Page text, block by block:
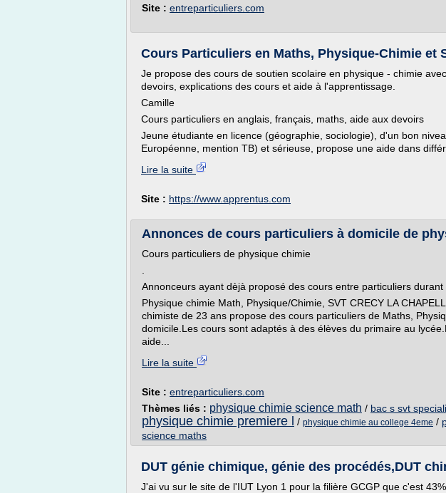
Site : entreparticuliers.com
Cours Particuliers en Maths, Physique-Chimie et
Je propose des cours de soutien scolaire en physique - chimie
devoirs, explications des cours et aide à l'apprentissage.
Camille
Cours particuliers en anglais, français, maths, aide aux devoirs
Jeune étudiante en licence (géographie, sociologie), d'un bon
Européenne, mention TB) et sérieuse, propose une aide dans
Lire la suite
Site : https://www.apprentus.com
Annonces de cours particuliers à domicile de
Cours particuliers de physique chimie
Annonceurs ayant dèjà proposé des cours entre particuliers
Physique chimie Math, Physique/Chimie, SVT CRECY LA
chimiste de 23 ans propose des cours particuliers de Maths,
domicile.Les cours sont adaptés à des élèves du primaire au
aide...
Lire la suite
Site : entreparticuliers.com
Thèmes liés : physique chimie science math / bac s svt
physique chimie premiere l / physique chimie au college 4eme /
science maths
DUT génie chimique, génie des procédés,DUT
J'ai vu sur le site de l'IUT Lyon 1 pour la filière GCGP que c'est